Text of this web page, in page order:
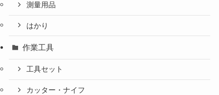
測量用品
はかり
作業工具
工具セット
カッター・ナイフ